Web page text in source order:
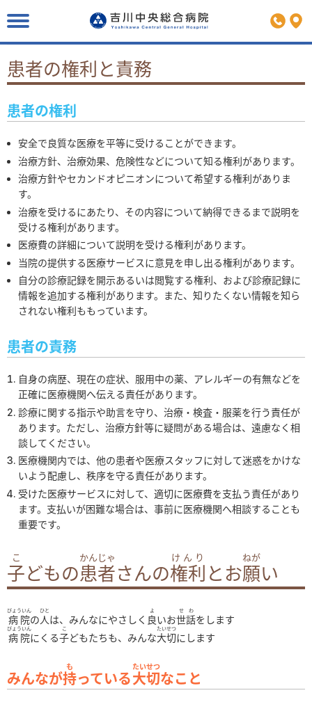
緊急で受診をされる方へ
初診にかかわる選定療養費
休診代診・外来担当医表
各部門のご案内
入院のご案内
各種健康診断のご案内
当院までのアクセス
医療相談：患者家族支援課
病院概要
病院機能評価
病院指標
理念・沿革
院長挨拶
個人情報保護方針
当院における個人情報の利用目的
臨床研究およびオプトアウト
院内における録音・撮影とSNS等への投稿について
院内感染防止対策に関する取り組み事項
診療実績
患者満足度調査／待ち時間調査
当院までのアクセス
内科
糖尿病内科
外科
整形外科
眼科
小児科
皮膚科
形成外科
緩和ケア科
回復期リハビリテーション
部門のご案内
看護部
医療関係の方
福利厚生
広報誌のご紹介
各製薬会社MRの皆様
サイトマップ
関連リンク
患者の権利と責務
患者の権利
安全で良質な医療を平等に受けることができます。
治療方針、治療効果、危険性などについて知る権利があります。
治療方針やセカンドオピニオンについて希望する権利がありま
す。
治療を受けるにあたり、その内容について納得できるまで説明を
受ける権利があります。
医療費の詳細について説明を受ける権利があります。
当院の提供する医療サービスに意見を申し出る権利があります。
自分の診療記録を開示あるいは閲覧する権利、および診療記録に
情報を追加する権利があります。また、知りたくない情報を知ら
されない権利ももっています。
患者の責務
自身の病歴、現在の症状、服用中の薬、アレルギーの有無などを
正確に医療機関へ伝える責任があります。
診療に関する指示や助言を守り、治療・検査・服薬を行う責任が
あります。ただし、治療方針等に疑問がある場合は、遠慮なく相
談してください。
医療機関内では、他の患者や医療スタッフに対して迷惑をかけな
いよう配慮し、秩序を守る責任があります。
受けた医療サービスに対して、適切に医療費を支払う責任があり
ます。支払いが困難な場合は、事前に医療機関へ相談することも
重要です。
子
こ
どもの患者
かんじゃ
さんの権利
けんり
とお願
ねが
い
病院
びょういん
の 人
ひと
は、みんなにやさしく 良
よ
いお世話
せわ
をします
病院
びょういん
にくる子
こ
どもたちも、みんな大切
たいせつ
にします
みんなが持
も
っている大切
たいせつ
なこと